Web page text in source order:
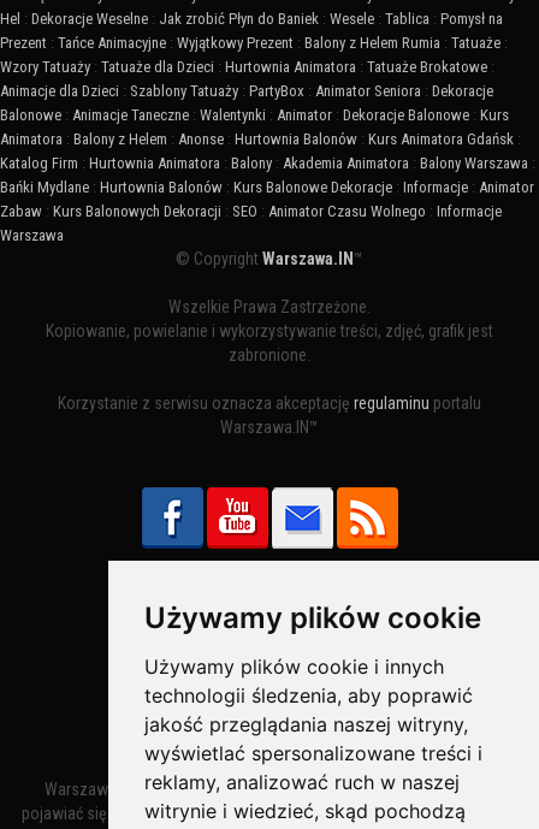
Używamy plików cookie
Używamy plików cookie i innych
technologii śledzenia, aby poprawić
jakość przeglądania naszej witryny,
wyświetlać spersonalizowane treści i
reklamy, analizować ruch w naszej
witrynie i wiedzieć, skąd pochodzą
Hel : Dekoracje Weselne : Jak zrobić Płyn do Baniek : Wesele : Tablica : Pomysł na
Prezent : Tańce Animacyjne : Wyjątkowy Prezent : Balony z Helem Rumia : Tatuaże :
Wzory Tatuaży : Tatuaże dla Dzieci : Hurtownia Animatora : Tatuaże Brokatowe :
Animacje dla Dzieci : Szablony Tatuaży : PartyBox : Animator Seniora : Dekoracje
Balonowe : Animacje Taneczne : Walentynki : Animator : Dekoracje Balonowe : Kurs
Animatora : Balony z Helem : Anonse : Hurtownia Balonów : Kurs Animatora Gdańsk :
Katalog Firm : Hurtownia Animatora : Balony : Akademia Animatora : Balony Warszawa :
Bańki Mydlane : Hurtownia Balonów : Kurs Balonowe Dekoracje : Informacje : Animator
Zabaw : Kurs Balonowych Dekoracji : SEO : Animator Czasu Wolnego : Informacje
Warszawa
© CopyrightWarszawa.IN ™
Wszelkie Prawa Zastrzeżone.
Kopiowanie, powielanie i wykorzystywanie treści, zdjęć, grafik jest
zabronione.
Korzystanie z serwisu oznacza akceptację regulaminu portalu
Warszawa.IN™
Bezpieczne Płatności obsługuje:
Warszawa – miasto stołeczne Warszawa. Nazwa miasta zaczęła
pojawiać się w dokumentach w XIV wieku jako Warszewa, a od XV wieku